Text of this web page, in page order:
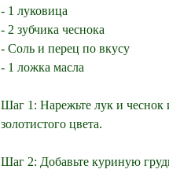
- 1 луковица
- 2 зубчика чеснока
- Соль и перец по вкусу
- 1 ложка масла
Шаг 1: Нарежьте лук и чеснок
золотистого цвета.
Шаг 2: Добавьте куриную